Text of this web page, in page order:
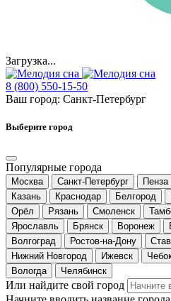
Загрузка...
8 (800) 550-15-50
Ваш город: Санкт-Петербург
Выберите город
Популярные города
Москва Санкт-Петербург Пенза
Казань
Краснодар Белгород
Орёл
Рязань Смоленск
Ярославль
Брянск Воронеж
Волгоград
Ростов-на-Дону
Нижний Новгород
Ижевск
Вологда
Челябинск
Или найдите свой город